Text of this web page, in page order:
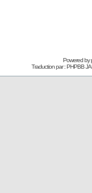
Powered by
Traduction par : PHPBB